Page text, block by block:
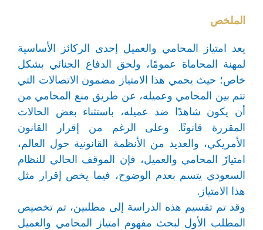
الملخص
يعد امتياز المحامي والعميل إحدى الركائز الأساسية
لمهنة المحاماة عمومًا، ولحق الدفاع الجنائي بشكل
خاص؛ حيث يحمي هذا الامتياز مضمون الاتصالات التي
تتم بين المحامي وعميله، عن طريق منع المحامي من
أن يكون شاهدًا ضد عميله، باستثناء بعض الحالات
المقررة قانونًا. وعلى الرغم من إقرار القانون
الأمريكي، والعديد من الأنظمة القانونية حول العالم،
امتيازَ المحامي والعميل، فإن الموقف الحالي للنظام
السعودي يتسم بعدم الوضوح، فيما يخص إقرار مثل
هذا الامتياز.
وقد تم تقسيم هذه الدراسة إلى مطلبين، تم تخصيص
المطلب الأول لبحث مفهوم امتياز المحامي والعميل